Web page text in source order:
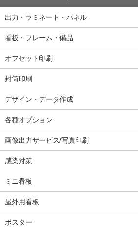
出力・ラミネート・パネル
看板・フレーム・備品
オフセット印刷
封筒印刷
デザイン・データ作成
各種オプション
画像出力サービス/写真印刷
感染対策
ミニ看板
屋外用看板
ポスター